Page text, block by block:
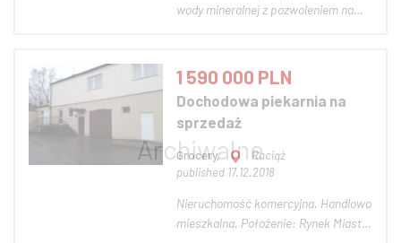
wody mineralnej z pozwoleniem na
grunty 12 hektarów, hala produkcyjna
z linią produkcyjną, magazyn, biuro,
mieszkanie. Forma transakcji to
sprzed...
1 590 000 PLN
Dochodowa piekarnia na
sprzedaż
Grocery,
Raciąż
published 17.12.2018
Nieruchomość komercyjna. Handlowo
mieszkalna. Położenie: Rynek Miasta